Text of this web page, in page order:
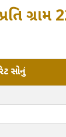
ગ્રામ
સોનું